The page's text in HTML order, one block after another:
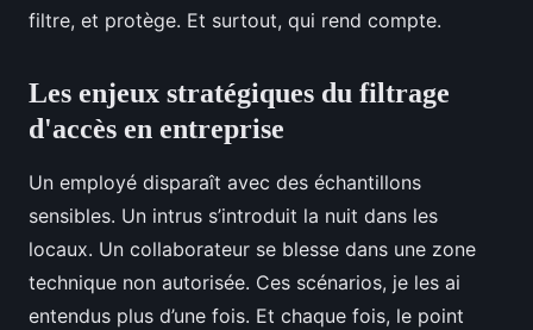
filtre, et protège. Et surtout, qui rend compte.
Les enjeux stratégiques du filtrage
d'accès en entreprise
Un employé disparaît avec des échantillons
sensibles. Un intrus s’introduit la nuit dans les
locaux. Un collaborateur se blesse dans une zone
technique non autorisée. Ces scénarios, je les ai
entendus plus d’une fois. Et chaque fois, le point